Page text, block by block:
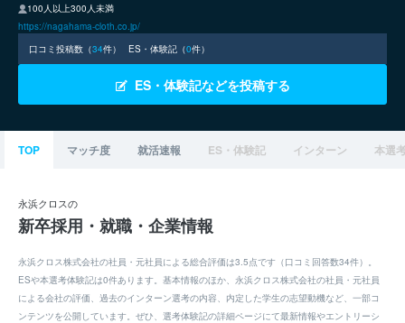
100人以上300人未満
https://nagahama-cloth.co.jp/
口コミ投稿数（34件） ES・体験記（0件）
ES・体験記などを投稿する
TOP マッチ度 就活速報 ES・体験記 インターン 本選
永浜クロスの
新卒採用・就職・企業情報
永浜クロス株式会社の社員・元社員による総合評価は3.5点です（口コミ回答数34件）。
ESや本選考体験記は0件あります。基本情報のほか、永浜クロス株式会社の社員・元社員
による会社の評価、過去のインターン選考の内容、内定した学生の志望動機など、一部コ
ンテンツを公開しています。ぜひ、選考体験記の詳細ページにて最新情報やエントリーシ